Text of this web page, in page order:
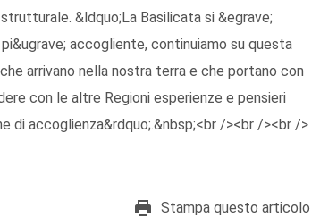
&ldquo;La Basilicata si &egrave;
accogliente, continuiamo su questa
arrivano nella nostra terra e che portano con
con le altre Regioni esperienze e pensieri
accoglienza&rdquo;.&nbsp;<br /><br /><br />
Stampa questo articolo